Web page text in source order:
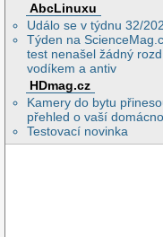
AbcLinuxu
Událo se v týdnu 32/
Týden na
test nenašel žádný
vodíkem a antiv
HDmag.cz
Kamery do bytu
přehled o vaší
Testovací novinka